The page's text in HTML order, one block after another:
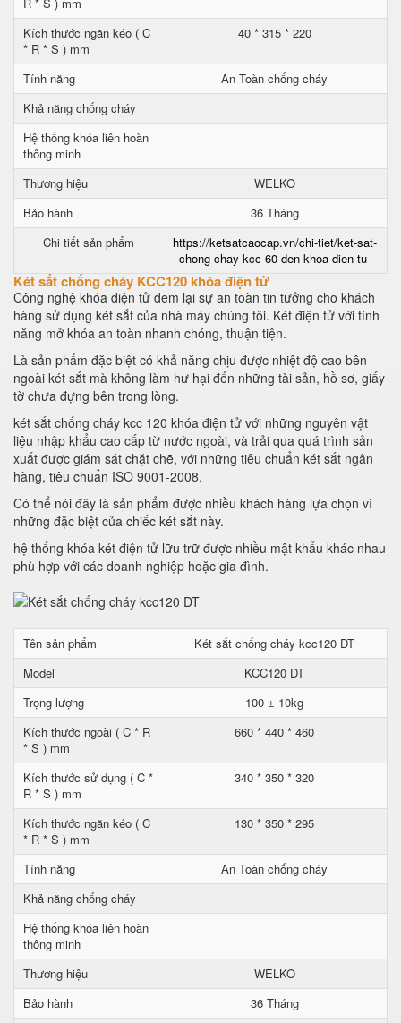
Kích thước ngăn kéo ( C
* R * S ) mm
40 * 315 * 220
Tính năng
An Toàn chống cháy
Khả năng chống cháy
Hệ thống khóa liên hoàn
thông minh
Thương hiệu
WELKO
Bảo hành
36 Tháng
Chi tiết sản phẩm
https://ketsatcaocap.vn/chi-tiet/ket-sat-
chong-chay-kcc-60-den-khoa-dien-tu
Két sắt chống cháy KCC120 khóa điện tử
Công nghệ khóa điện tử đem lại sự an toàn tin tưởng cho khách
hàng sử dụng két sắt của nhà máy chúng tôi. Két điện tử với tính
năng mở khóa an toàn nhanh chóng, thuận tiện.
Là sản phẩm đặc biệt có khả năng chịu được nhiệt độ cao bên
ngoài két sắt mà không làm hư hại đến những tài sản, hồ sơ, giấy
tờ chưa đựng bên trong lòng.
két sắt chống cháy kcc 120 khóa điện tử với những nguyên vật
liệu nhập khẩu cao cấp từ nước ngoài, và trải qua quá trình sản
xuất được giám sát chặt chẽ, với những tiêu chuẩn két sắt ngân
hàng, tiêu chuẩn ISO 9001-2008.
Có thể nói đây là sản phẩm được nhiều khách hàng lựa chọn vì
những đặc biệt của chiếc két sắt này.
hệ thống khóa két điện tử lữu trữ được nhiều mật khẩu khác nhau
phù hợp với các doanh nghiệp hoặc gia đình.
Tên sản phẩm
Két sắt chống cháy kcc120 DT
Model
KCC120 DT
Trọng lượng
100 ± 10kg
Kích thước ngoài ( C * R
* S ) mm
660 * 440 * 460
Kích thước sử dụng ( C *
R * S ) mm
340 * 350 * 320
Kích thước ngăn kéo ( C
* R * S ) mm
130 * 350 * 295
Tính năng
An Toàn chống cháy
Khả năng chống cháy
Hệ thống khóa liên hoàn
thông minh
Thương hiệu
WELKO
Bảo hành
36 Tháng